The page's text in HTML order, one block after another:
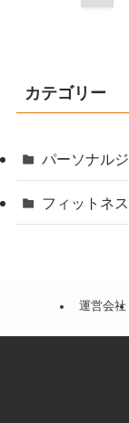
カテゴリー
パーソナル
フィットネ
運営会社